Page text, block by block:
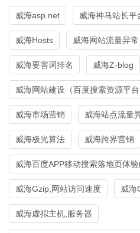
威海asp.net 威海神马站长平
威海Hosts 威海网站流量异常
威海要害词排名 威海Z-blog
威海网站建设（百度搜索资源平台
威海市场营销 威海站点流量
威海极光算法 威海跨界营销
威海百度APP移动搜索落地页体
威海Gzip,网站访问速度 威海
威海虚拟主机,服务器